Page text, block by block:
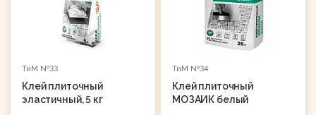
ТиМ №33
Клей плиточный
эластичный, 5 кг
ТиМ №34
Клей плиточный
МОЗАИК белый